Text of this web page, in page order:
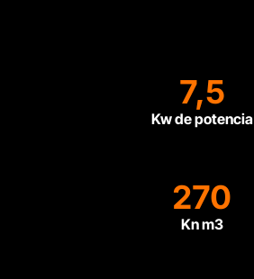
7,5
Kw de potencia
270
Kn m3